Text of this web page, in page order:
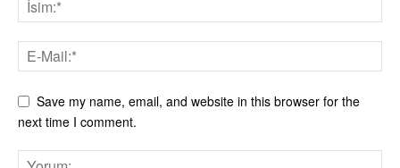
Save my name, email, and website in this browser for the
next time I comment.